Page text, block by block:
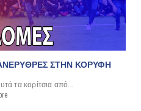
ΣΤΗΝ ΚΟΡΥΦΗ
τα κορίτσια από...